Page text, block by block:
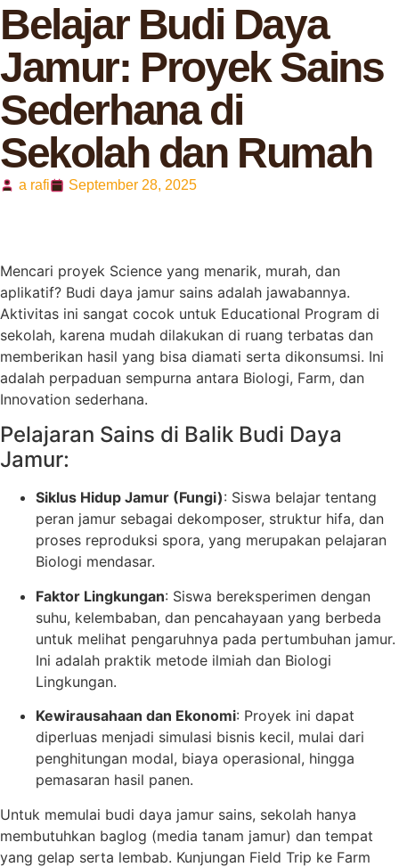
Belajar Budi Daya
Jamur: Proyek Sains
Sederhana di
Sekolah dan Rumah
a rafi September 28, 2025
Mencari proyek Science yang menarik, murah, dan
aplikatif? Budi daya jamur sains adalah jawabannya.
Aktivitas ini sangat cocok untuk Educational Program di
sekolah, karena mudah dilakukan di ruang terbatas dan
memberikan hasil yang bisa diamati serta dikonsumsi. Ini
adalah perpaduan sempurna antara Biologi, Farm, dan
Innovation sederhana.
Pelajaran Sains di Balik Budi Daya
Jamur:
Siklus Hidup Jamur (Fungi): Siswa belajar tentang
peran jamur sebagai dekomposer, struktur hifa, dan
proses reproduksi spora, yang merupakan pelajaran
Biologi mendasar.
Faktor Lingkungan: Siswa bereksperimen dengan
suhu, kelembaban, dan pencahayaan yang berbeda
untuk melihat pengaruhnya pada pertumbuhan jamur.
Ini adalah praktik metode ilmiah dan Biologi
Lingkungan.
Kewirausahaan dan Ekonomi: Proyek ini dapat
diperluas menjadi simulasi bisnis kecil, mulai dari
penghitungan modal, biaya operasional, hingga
pemasaran hasil panen.
Untuk memulai budi daya jamur sains, sekolah hanya
membutuhkan baglog (media tanam jamur) dan tempat
yang gelap serta lembab. Kunjungan Field Trip ke Farm